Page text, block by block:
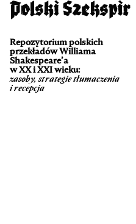
Repozytorium polskich
przekładów Williama
Shakespeare’a
w XX i XXI wieku:
zasoby, strategie tłumaczenia
i recepcja